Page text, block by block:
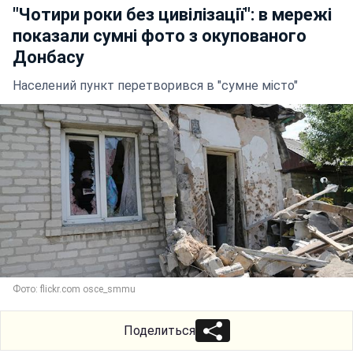
"Чотири роки без цивілізації": в мережі
показали сумні фото з окупованого
Донбасу
Населений пункт перетворився в "сумне місто"
Фото: flickr.com osce_smmu
Поделиться